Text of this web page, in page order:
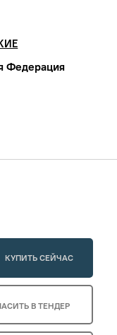
Федерация
КУПИТЬ СЕЙЧАС
В ТЕНДЕР